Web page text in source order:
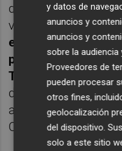
dificultades de
viviendas y garajes.
extensión,
problema. Nos
Temático
y no
de proximidad para
argumentan desde
Cartagena (SIR).
y datos de
anuncios y
anuncios y
sobre la
Proveedores de
pueden procesar
otros fines,
geolocalización
del dispositivo.
solo a este sitio